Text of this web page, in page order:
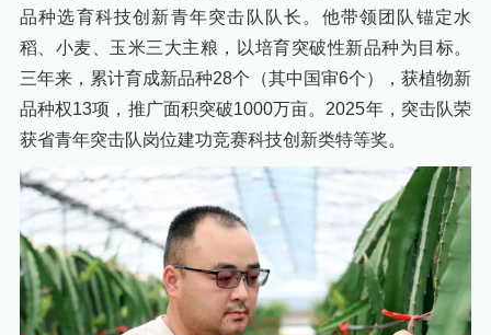
品种选育科技创新青年突击队队长。他带领团队锚定水
稻、小麦、玉米三大主粮，以培育突破性新品种为目标。
三年来，累计育成新品种28个（其中国审6个），获植物新
品种权13项，推广面积突破1000万亩。2025年，突击队荣
获省青年突击队岗位建功竞赛科技创新类特等奖。